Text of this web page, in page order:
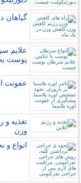
گیاهان
علایم
پوست
عفونت
تغذیه و
وزن
انواع و